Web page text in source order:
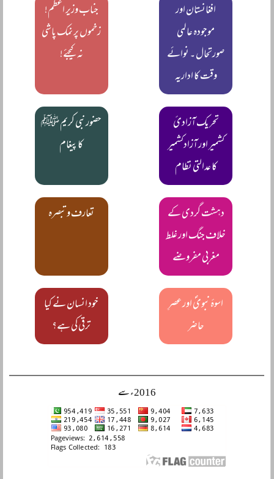
افغانستان اور
موجودہ عالمی
صورتحال ۔ نوائے
وقت کا اداریہ
جناب وزیر اعظم!
زخموں پر نمک پاشی
نہ کیجئے!
تحریک آزادیٔ
کشمیر اور آزادکشمیر
کا عدالتی نظام
حضور نبی کریم ﷺ
کا پیغام
دہشت گردی کے
خلاف جنگ اور غلط
مغربی مفروضے
تعارف و تبصرہ
اسوۂ نبویؐ اور عصرِ
حاضر
خود انسان نے کیا
ترقی کی ہے؟
2016ء سے